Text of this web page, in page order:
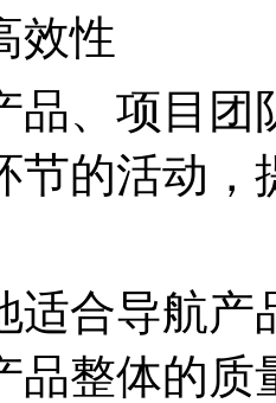
效性
品、项目团
节的活动，
适合导航产
品整体的质